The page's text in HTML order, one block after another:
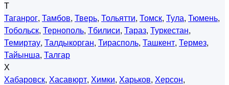
Т
Таганрог, Тамбов, Тверь, Тольятти, Томск, Тула, Тюмень,
Тобольск, Тернополь, Тбилиси, Тараз, Туркестан,
Темиртау, Талдыкорган, Тирасполь, Ташкент, Термез,
Тайынша, Талгар
Х
Хабаровск, Хасавюрт, Химки, Харьков, Херсон,